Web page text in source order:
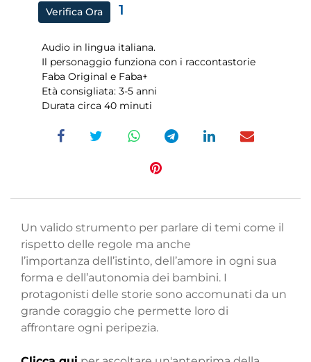
Verifica Ora 1
Audio in lingua italiana.
Il personaggio funziona con i raccontastorie
Faba Original e Faba+
Età consigliata: 3-5 anni
Durata circa 40 minuti
Un valido strumento per parlare di temi come il
rispetto delle regole ma anche
l’importanza dell’istinto, dell’amore in ogni sua
forma e dell’autonomia dei bambini. I
protagonisti delle storie sono accomunati da un
grande coraggio che permette loro di
affrontare ogni peripezia.